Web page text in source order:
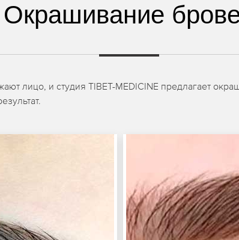
Окрашивание
лицо, и студия TIBET-MEDICINE предлагает